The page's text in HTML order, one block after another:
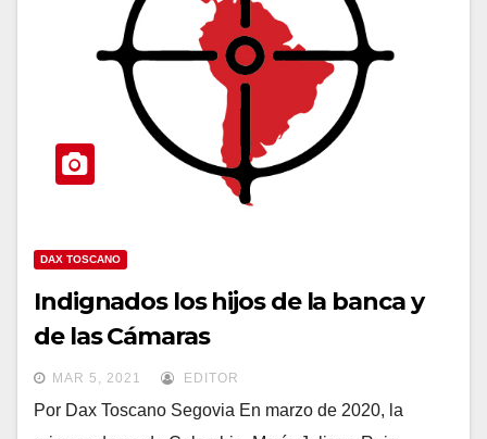
DAX TOSCANO
Indignados los hijos de la banca y
de las Cámaras
MAR 5, 2021 EDITOR
Por Dax Toscano Segovia En marzo de 2020, la